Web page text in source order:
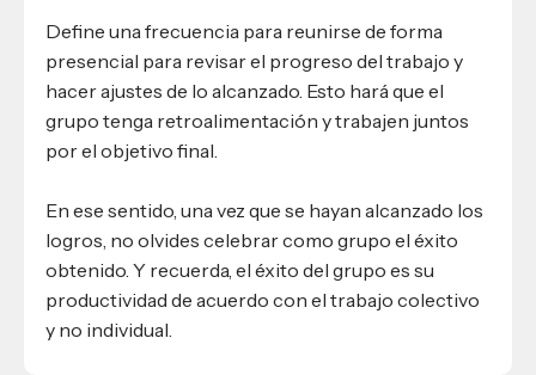
Define una frecuencia para reunirse de forma
presencial para revisar el progreso del trabajo y
hacer ajustes de lo alcanzado. Esto hará que el
grupo tenga retroalimentación y trabajen juntos
por el objetivo final.
En ese sentido, una vez que se hayan alcanzado los
logros, no olvides celebrar como grupo el éxito
obtenido. Y recuerda, el éxito del grupo es su
productividad de acuerdo con el trabajo colectivo
y no individual.